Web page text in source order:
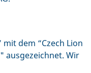
mit dem “Czech Lion
ausgezeichnet. Wir